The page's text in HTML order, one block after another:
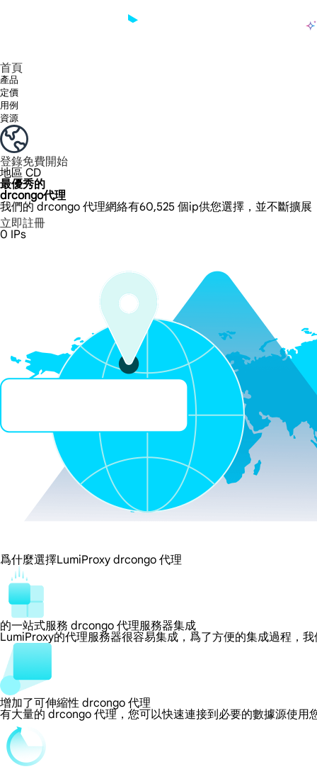
首頁
產品
定價
用例
資源
登錄免費開始
地區 CD
最優秀的
drcongo代理
我們的 drcongo 代理網絡有60,525 個ip供您選擇，並不斷擴
立即註冊
0 IPs
爲什麼選擇LumiProxy drcongo 代理
的一站式服務 drcongo 代理服務器集成
LumiProxy的代理服務器很容易集成，爲了方便的集成過程，
增加了可伸縮性 drcongo 代理
有大量的 drcongo 代理，您可以快速連接到必要的數據源使